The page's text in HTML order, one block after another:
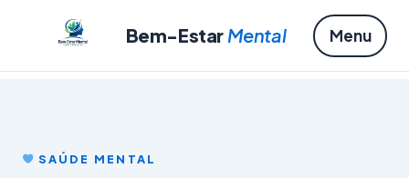
Bem-Estar Mental Menu
SAÚDE MENTAL